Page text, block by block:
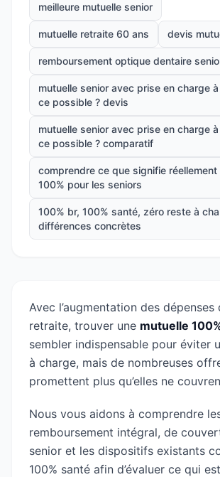
meilleure mutuelle senior
mutuelle retraite 60 ans devis
remboursement optique dentaire
mutuelle senior avec prise en charge
ce possible ? devis
mutuelle senior avec prise en charge
ce possible ? comparatif
comprendre ce que signifie réellement
100% pour les seniors
100% br, 100% santé, zéro reste à
différences concrètes
Avec l’augmentation des dépenses
retraite, trouver une mutuelle
sembler indispensable pour éviter
à charge, mais de nombreuses
promettent plus qu’elles ne
Nous vous aidons à comprendre
remboursement intégral, de
senior et les dispositifs existants
100% santé afin d’évaluer ce qui